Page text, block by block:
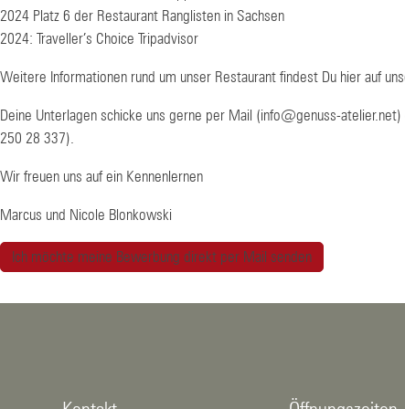
2024 Platz 6 der Restaurant Ranglisten in Sachsen
2024: Traveller’s Choice Tripadvisor
Weitere Informationen rund um unser Restaurant findest Du hier auf
Deine Unterlagen schicke uns gerne per Mail (info@genuss-
250 28 337).
Wir freuen uns auf ein Kennenlernen
Marcus und Nicole Blonkowski
Ich möchte meine Bewerbung direkt per Mail senden